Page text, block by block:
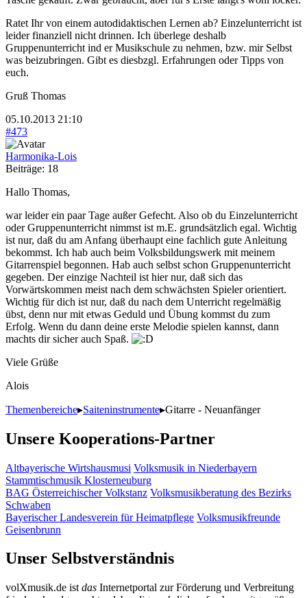
Ratet Ihr von einem autodidaktischen Lernen ab? Einzelunterricht ist
leider finanziell nicht drinnen. Ich überlege deshalb
Gruppenunterricht ind er Musikschule zu nehmen, bzw. mir Selbst
was beizubringen. Gibt es diesbzgl. Erfahrungen oder Tipps von
euch.
Gruß Thomas
05.10.2013 21:10
#473
Harmonika-Lois
Beiträge: 18
Hallo Thomas,
war leider ein paar Tage außer Gefecht. Also ob du Einzelunterricht
oder Gruppenunterricht nimmst ist m.E. grundsätzlich egal. Wichtig
ist nur, daß du am Anfang überhaupt eine fachlich gute Anleitung
bekommst. Ich hab auch beim Volksbildungswerk mit meinem
Gitarrenspiel begonnen. Hab auch selbst schon Gruppenunterricht
gegeben. Der einzige Nachteil ist hier nur, daß sich das
Vorwärtskommen meist nach dem schwächsten Spieler orientiert.
Wichtig für dich ist nur, daß du nach dem Unterricht regelmäßig
übst, denn nur mit etwas Geduld und Übung kommst du zum
Erfolg. Wenn du dann deine erste Melodie spielen kannst, dann
machts dir sicher auch Spaß.
Viele Grüße
Alois
Themenbereiche▸Saiteninstrumente▸Gitarre - Neuanfänger
Unsere Kooperations-Partner
Altbayerische Wirtshausmusi Volksmusik in Niederbayern
Stammtischmusik Klosterneuburg
BAG Österreichischer Volkstanz Volksmusikberatung des Bezirks
Schwaben
Bayerischer Landesverein für Heimatpflege Volksmusikfreunde
Geisenbrunn
Unser Selbstverständnis
volXmusik.de ist das Internetportal zur Förderung und Verbreitung